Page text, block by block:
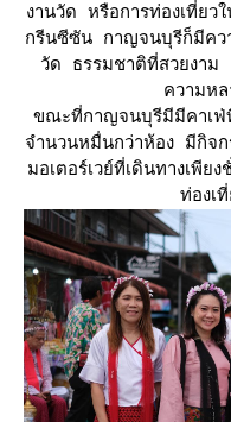
งานวัด หรือการท่องเที่ย
กรีนซีซัน กาญจนบุรีก็มีคว
วัด ธรรมชาติที่สวยงาม
ความห
ขณะที่กาญจนบุรีมีมีคาเฟ่
จำนวนหมื่นกว่าห้อง มีกิจ
มอเตอร์เวย์ที่เดินทางเพีย
ท่องเ